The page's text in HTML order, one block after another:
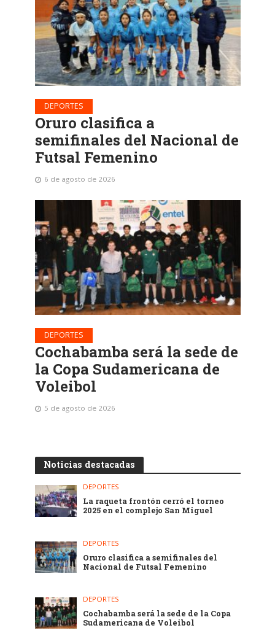
DEPORTES
Oruro clasifica a
semifinales del Nacional de
Futsal Femenino
6 de agosto de 2026
DEPORTES
Cochabamba será la sede de
la Copa Sudamericana de
Voleibol
5 de agosto de 2026
Noticias destacadas
DEPORTES
La raqueta frontón cerró el torneo
2025 en el complejo San Miguel
DEPORTES
Oruro clasifica a semifinales del
Nacional de Futsal Femenino
DEPORTES
Cochabamba será la sede de la Copa
Sudamericana de Voleibol